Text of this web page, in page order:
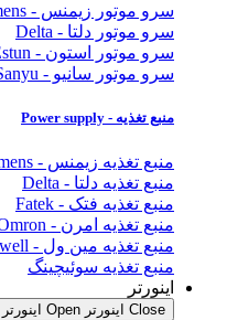
سرو موتور زیمنس - Siemens
سرو موتور دلتا - Delta
سرو موتور استون - Estun
سرو موتور سانیو - Sanyu
منبع تغذیه - Power supply
منبع تغذیه زیمنس - Siemens
منبع تغذیه دلتا - Delta
منبع تغذیه فتک - Fatek
منبع تغذیه امرن - Omron
منبع تغذیه مین ول - Meanwell
منبع تغذیه سوئیچینگ
اینورتر
Close اینورتر Open اینورتر